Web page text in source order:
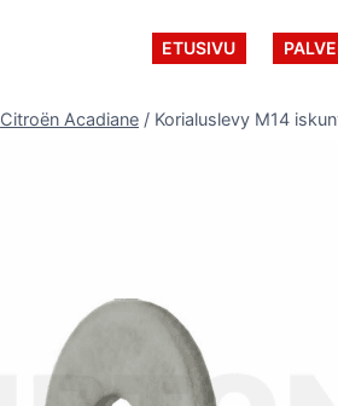
ETUSIVU
Citroën Acadiane / Korialuslevy M14